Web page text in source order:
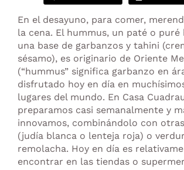
En el desayuno, para comer,
la cena. El hummus, un paté o puré
una base de garbanzos y tahini
sésamo), es originario de Oriente
(“hummus” significa garbanzo en
disfrutado hoy en día en
lugares del mundo. En Casa
preparamos casi semanalmente y
innovamos, combinándolo con
(judía blanca o lenteja roja) o
remolacha. Hoy en día es
encontrar en las tiendas o